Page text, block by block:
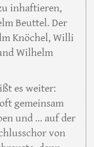
inhaftieren,
Beuttel. Der
Knöchel, Willi
Wilhelm
es weiter:
gemeinsam
und … auf der
von